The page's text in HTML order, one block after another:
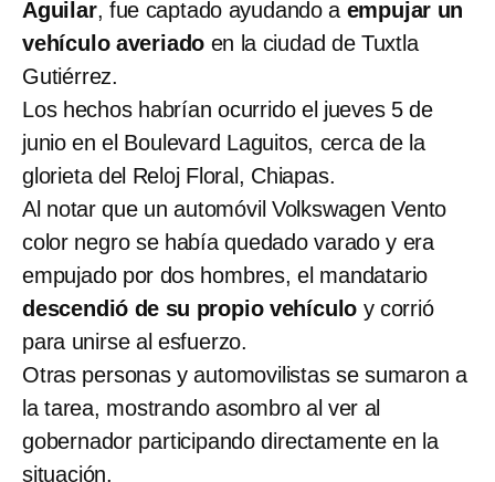
Aguilar, fue captado ayudando a empujar un
vehículo averiado en la ciudad de Tuxtla
Gutiérrez.
Los hechos habrían ocurrido el jueves 5 de
junio en el Boulevard Laguitos, cerca de la
glorieta del Reloj Floral, Chiapas.
Al notar que un automóvil Volkswagen Vento
color negro se había quedado varado y era
empujado por dos hombres, el mandatario
descendió de su propio vehículo y corrió
para unirse al esfuerzo.
Otras personas y automovilistas se sumaron a
la tarea, mostrando asombro al ver al
gobernador participando directamente en la
situación.